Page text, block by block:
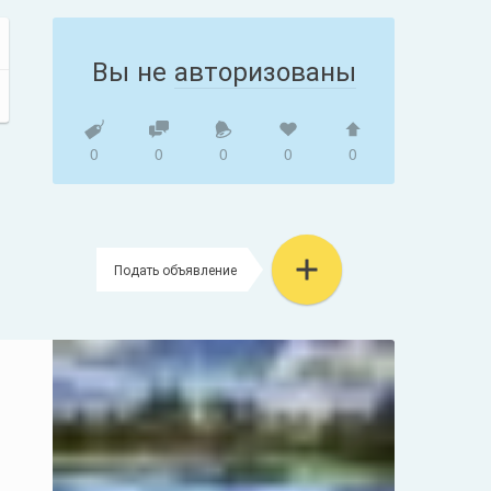
Вы не авторизованы
0 0 0 0 0
Подать объявление